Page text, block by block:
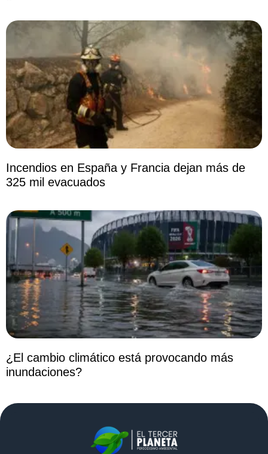
Incendios en España y Francia dejan más de
325 mil evacuados
¿El cambio climático está provocando más
inundaciones?